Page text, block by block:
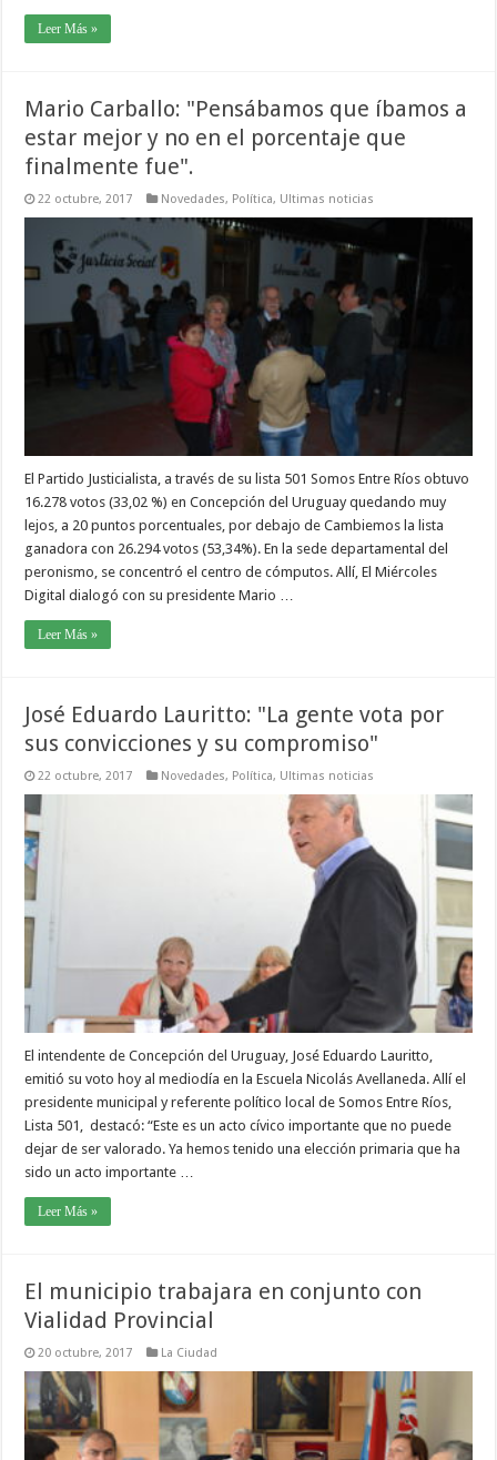
Leer Más »
Mario Carballo: "Pensábamos que íbamos a
estar mejor y no en el porcentaje que
finalmente fue".
22 octubre, 2017 Novedades, Política, Ultimas noticias
El Partido Justicialista, a través de su lista 501 Somos Entre Ríos obtuvo
16.278 votos (33,02 %) en Concepción del Uruguay quedando muy
lejos, a 20 puntos porcentuales, por debajo de Cambiemos la lista
ganadora con 26.294 votos (53,34%). En la sede departamental del
peronismo, se concentró el centro de cómputos. Allí, El Miércoles
Digital dialogó con su presidente Mario …
Leer Más »
José Eduardo Lauritto: "La gente vota por
sus convicciones y su compromiso"
22 octubre, 2017 Novedades, Política, Ultimas noticias
El intendente de Concepción del Uruguay, José Eduardo Lauritto,
emitió su voto hoy al mediodía en la Escuela Nicolás Avellaneda. Allí el
presidente municipal y referente político local de Somos Entre Ríos,
Lista 501, destacó: “Este es un acto cívico importante que no puede
dejar de ser valorado. Ya hemos tenido una elección primaria que ha
sido un acto importante …
Leer Más »
El municipio trabajara en conjunto con
Vialidad Provincial
20 octubre, 2017 La Ciudad